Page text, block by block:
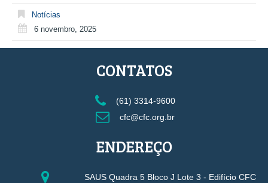
Notícias
6 novembro, 2025
CONTATOS
(61) 3314-9600
cfc@cfc.org.br
ENDEREÇO
SAUS Quadra 5 Bloco J Lote 3 - Edifício CFC